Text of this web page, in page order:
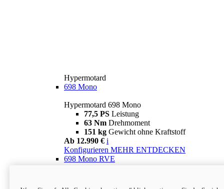
Hypermotard
698 Mono
Hypermotard 698 Mono
77,5 PS Leistung
63 Nm Drehmoment
151 kg Gewicht ohne Kraftstoff
Ab 12.990 € i
Konfigurieren MEHR ENTDECKEN
698 Mono RVE
77,5 PS
Leistung